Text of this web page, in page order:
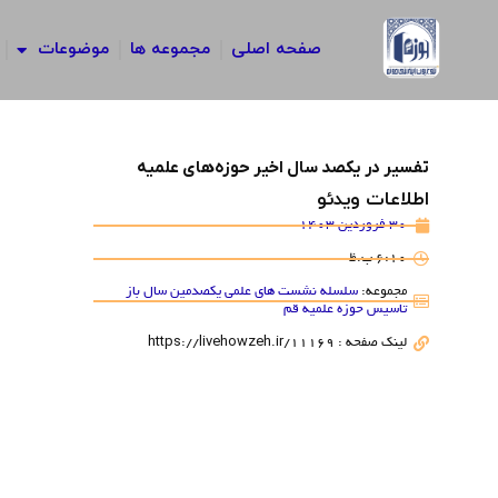
صفحه اصلی مجموعه ها موضوعات
تفسیر در یکصد سال اخیر حوزه‌های علمیه
اطلاعات ویدئو
30 فروردین 1403
6:10 ب.ظ
مجموعه: سلسله نشست های علمی یکصدمین سال باز
تاسیس حوزه علمیه قم
لینک صفحه : https://livehowzeh.ir/11169